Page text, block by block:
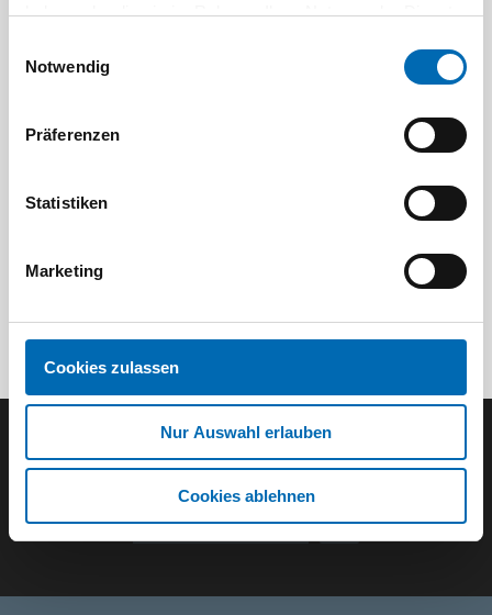
haben oder die sie im Rahmen Ihrer Nutzung der Dienste
Notwendig
Präferenzen
Statistiken
Marketing
Cookies zulassen
Nur Auswahl erlauben
Cookies ablehnen
Der SEEFELDER Newsletter
E-Mail eingeben